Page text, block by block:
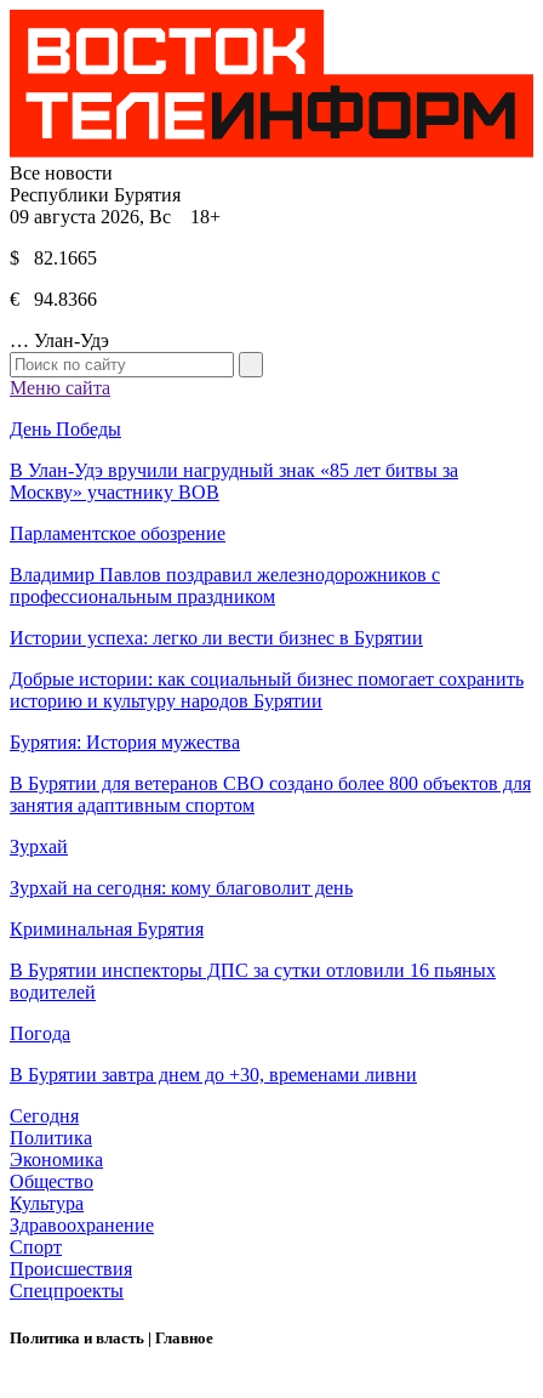
Все новости
Республики Бурятия
09 августа 2026, Вс 18+
$ 82.1665
€ 94.8366
… Улан-Удэ
Меню сайта
День Победы
В Улан-Удэ вручили нагрудный знак «85 лет битвы за
Москву» участнику ВОВ
Парламентское обозрение
Владимир Павлов поздравил железнодорожников с
профессиональным праздником
Истории успеха: легко ли вести бизнес в Бурятии
Добрые истории: как социальный бизнес помогает сохранить
историю и культуру народов Бурятии
Бурятия: История мужества
В Бурятии для ветеранов СВО создано более 800 объектов для
занятия адаптивным спортом
Зурхай
Зурхай на сегодня: кому благоволит день
Криминальная Бурятия
В Бурятии инспекторы ДПС за сутки отловили 16 пьяных
водителей
Погода
В Бурятии завтра днем до +30, временами ливни
Сегодня
Политика
Экономика
Общество
Культура
Здравоохранение
Спорт
Происшествия
Спецпроекты
Политика и власть | Главное